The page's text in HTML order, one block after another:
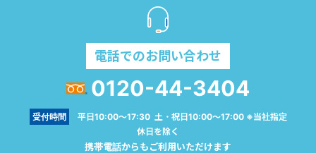
電話でのお問い合わせ
0120-44-3404
受付時間
平日10:00～17:30 土・祝日10:00～17:00 ※当社指定
休日を除く
携帯電話からもご利用いただけます